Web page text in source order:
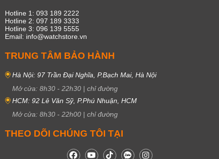
Hotline 1: 093 189 2222
Hotline 2: 097 189 3333
Hotline 3: 096 139 5555
Email: info@watchstore.vn
TRUNG TÂM BẢO HÀNH
Hà Nội: 97 Trần Đại Nghĩa, P.Bạch Mai, Hà Nội
Mở cửa: 8h30 - 22h30 | chỉ đường
HCM: 92 Lê Văn Sỹ, P.Phú Nhuận, HCM
Mở cửa: 8h30 - 22h00 | chỉ đường
THEO DÕI CHÚNG TÔI TẠI